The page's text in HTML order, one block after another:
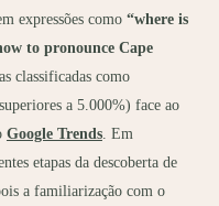
expressões como “where is
to pronounce Cape
classificadas como
a 5.000%) face ao
Google Trends. Em
etapas da descoberta de
a familiarização com o